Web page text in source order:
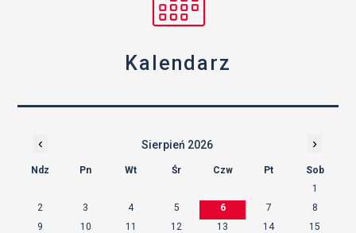
Kalendarz
‹ Sierpień 2026 ›
Ndz Pn Wt Śr Czw Pt
Sob
1
2
3 4 5 6 7
8
9
10 11 12 13 14
15